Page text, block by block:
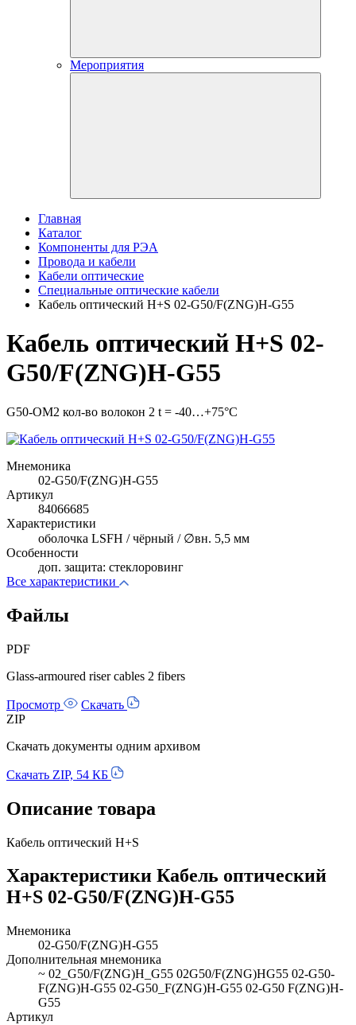
Мероприятия
Главная
Каталог
Компоненты для РЭА
Провода и кабели
Кабели оптические
Специальные оптические кабели
Кабель оптический H+S 02-G50/F(ZNG)H-G55
Кабель оптический H+S 02-
G50/F(ZNG)H-G55
G50-OM2 кол-во волокон 2 t = -40…+75°C
Мнемоника
02-G50/F(ZNG)H-G55
Артикул
84066685
Характеристики
оболочка LSFH / чёрный / ∅вн. 5,5 мм
Особенности
доп. защита: стеклоровинг
Все характеристики
Файлы
PDF
Glass-armoured riser cables 2 fibers
Просмотр
Скачать
ZIP
Скачать документы одним архивом
Скачать ZIP, 54 КБ
Описание товара
Кабель оптический H+S
Характеристики Кабель оптический
H+S 02-G50/F(ZNG)H-G55
Мнемоника
02-G50/F(ZNG)H-G55
Дополнительная мнемоника
~ 02_G50/F(ZNG)H_G55 02G50/F(ZNG)HG55 02-G50-
F(ZNG)H-G55 02-G50_F(ZNG)H-G55 02-G50 F(ZNG)H-
G55
Артикул